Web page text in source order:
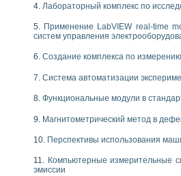
путем моделирования
и защиты ускорителя ЛУЭ-200
процессом цементирования
с использованием среды
INSTRUMENTS при разработке
исследований на базе LabVIEW
для исследова¬ния
переходных характеристик
неиндустриальных камер в
Лабораторный комплекс по
Применение LabVIEW real-time
систем управления
Создание комплекса по
Система автоматизации
Функциональные модули в
Магнитометрический метод в
Перспективы использования
Компьютерные измерительные
эмиссии